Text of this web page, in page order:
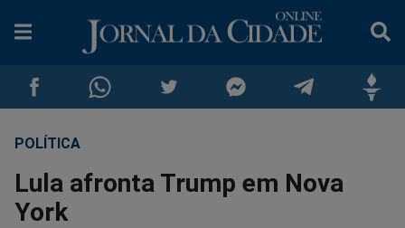
Compartilhar
no
Compartilhar
no
no
no
no
POLÍTICA
Lula afronta Trump em Nova
York